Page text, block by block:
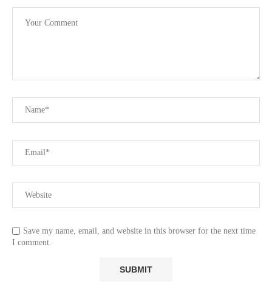
Save my name, email, and website in this browser for the next time
I comment.